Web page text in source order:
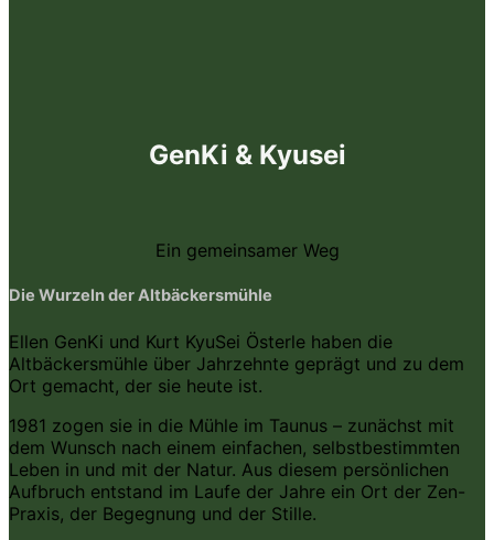
GenKi & Kyusei
Ein gemeinsamer Weg
Die Wurzeln der Altbäckersmühle
Ellen GenKi und Kurt KyuSei Österle haben die
Altbäckersmühle über Jahrzehnte geprägt und zu dem
Ort gemacht, der sie heute ist.
1981 zogen sie in die Mühle im Taunus – zunächst mit
dem Wunsch nach einem einfachen, selbstbestimmten
Leben in und mit der Natur. Aus diesem persönlichen
Aufbruch entstand im Laufe der Jahre ein Ort der Zen-
Praxis, der Begegnung und der Stille.